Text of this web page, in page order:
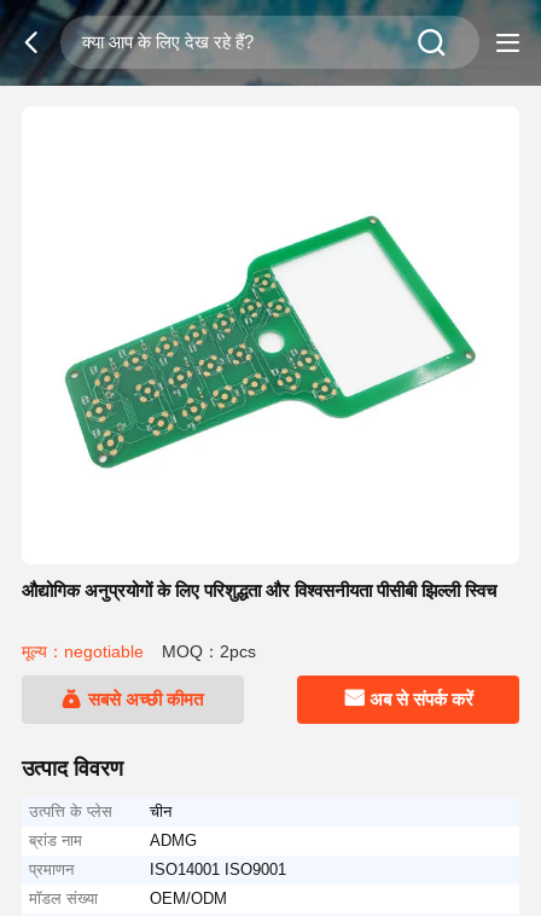
औद्योगिक अनुप्रयोगों के लिए परिशुद्धता और विश्वसनीयता पीसीबी झिल्ली स्विच
मूल्य：negotiable MOQ：2pcs
सबसे अच्छी कीमत अब से संपर्क करें
उत्पाद विवरण
उत्पत्ति के प्लेस
चीन
ब्रांड नाम
ADMG
प्रमाणन
ISO14001 ISO9001
मॉडल संख्या
OEM/ODM